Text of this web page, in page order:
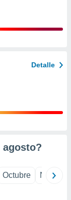
Detalle
agosto?
Octubre